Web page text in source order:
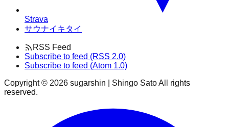
Strava
サウナイキタイ
RSS Feed
Subscribe to feed (RSS 2.0)
Subscribe to feed (Atom 1.0)
Copyright © 2026 sugarshin | Shingo Sato All rights
reserved.